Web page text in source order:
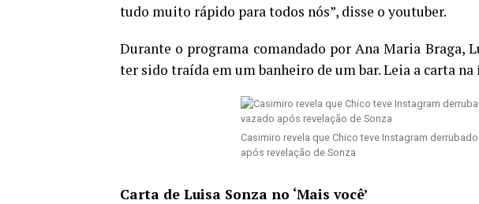
tudo muito rápido para todos nós”, disse o youtuber.
Durante o programa comandado por Ana Maria Braga,
ter sido traída em um banheiro de um bar. Leia a carta
Casimiro revela que Chico teve Instagram
após revelação de Sonza
Carta de Luisa Sonza no ‘Mais você’